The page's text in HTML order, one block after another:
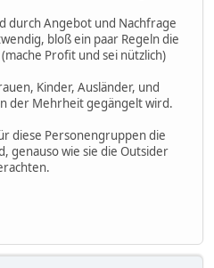
durch Angebot und Nachfrage
bloß ein paar Regeln die
Profit und sei nützlich)
Kinder, Ausländer, und
der Mehrheit gegängelt wird.
diese Personengruppen die
genauso wie sie die Outsider